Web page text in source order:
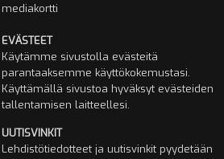
mediakortti
EVÄSTEET
Käytämme sivustolla evästeitä
parantaaksemme käyttökokemustasi.
Käyttämällä sivustoa hyväksyt evästeiden
tallentamisen laitteellesi.
UUTISVINKIT
Lehdistötiedotteet ja uutisvinkit pyydetään